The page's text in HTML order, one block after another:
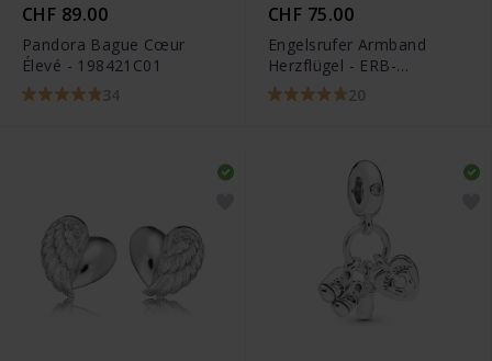
CHF 89.00
Pandora Bague Cœur
Élevé - 198421C01
34
CHF 75.00
Engelsrufer Armband
Herzflügel - ERB-
LILHEARTWING
20